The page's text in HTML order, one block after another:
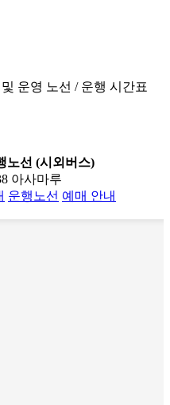
운영 노선 / 운행 시간표
노선 (시외버스)
아사마루
운행노선 예매 안내